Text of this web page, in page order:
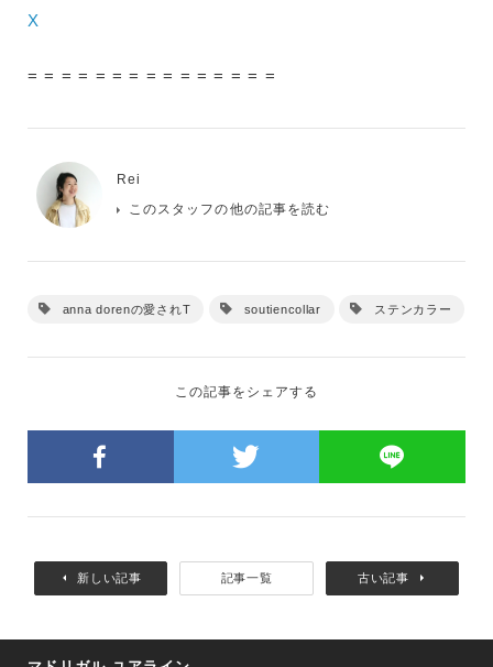
X
= = = = = = = = = = = = = = =
Rei
このスタッフの他の記事を読む
anna dorenの愛されT soutiencollar ステンカラー
この記事をシェアする
新しい記事 記事一覧 古い記事